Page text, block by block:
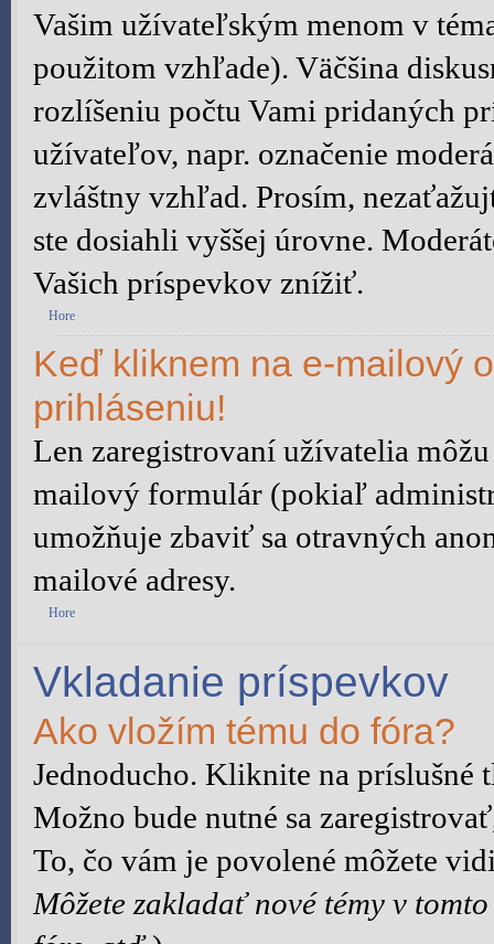
Vašim užívateľským menom v
použitom vzhľade). Väčšina
rozlíšeniu počtu Vami pridaných
užívateľov, napr. označenie
zvláštny vzhľad. Prosím,
ste dosiahli vyššej úrovne.
Vašich príspevkov znížiť.
Hore
Keď kliknem na e-mailový
prihláseniu!
Len zaregistrovaní užívatelia
mailový formulár (pokiaľ
umožňuje zbaviť sa otravných
mailové adresy.
Hore
Vkladanie príspevkov
Ako vložím tému do fóra?
Jednoducho. Kliknite na príslušné
Možno bude nutné sa
To, čo vám je povolené môžete
Môžete zakladať nové témy v